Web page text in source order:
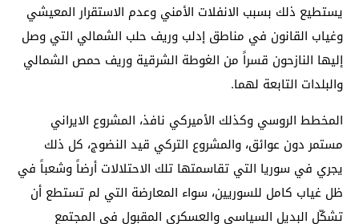
يستطيع ذلك بسبب الانفلات الأمني وعدم الاستقرار المعيشي
وغياب القانون في مناطق إدلب وريف حلب الشمالي التي وصل
إليها النازحون قسراً من الغوطة الشرقية وريف حمص الشمالي
والبلدات التابعة لهما.
المخطط الروسي وكذلك الأميركي نافذ، المشروع الايراني
مستمر دون عوائق، والمشروع التركي قيد النضوج، كل ذلك
يجري في سوريا التي تقاسمتها تلك الاحتلالات أرضاً وشعباً في
ظل غياب كامل للسوريين، سواء المعارضة التي لم تستطع أن
تشكّل البديل السياسي والعسكري المقبول في المجتمع